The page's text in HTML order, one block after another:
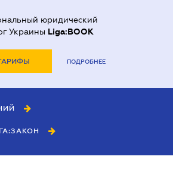
юридический
Украины Liga:BOOK
ПОДРОБНЕЕ